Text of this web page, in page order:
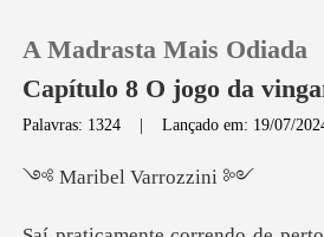
A Madrasta Mais Odiada
Capítulo 8 O jogo da
Palavras: 1324 |Lançado em: 19/07/
el Varr